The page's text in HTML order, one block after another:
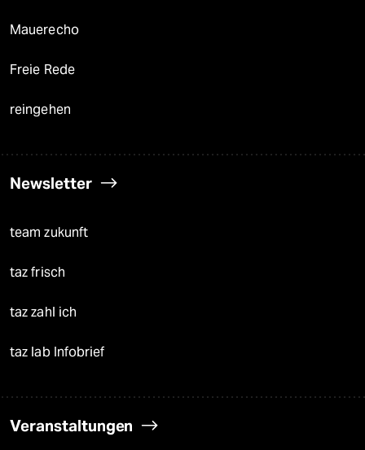
Mauerecho
Freie Rede
reingehen
Newsletter
team zukunft
taz frisch
taz zahl ich
taz lab Infobrief
Veranstaltungen